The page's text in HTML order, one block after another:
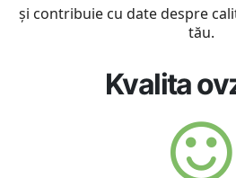
și contribuie cu date despre
tău.
Kvalita